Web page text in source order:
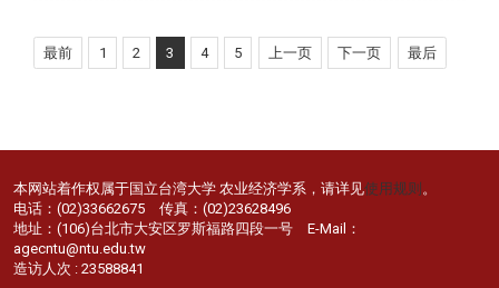
最前 1 2 3 4 5 上一页 下一页 最后
本网站着作权属于国立台湾大学 农业经济学系，请详见使用规则 。
电话：(02)33662675 传真：(02)23628496
地址：(106)台北市大安区罗斯福路四段一号 E-Mail：
agecntu@ntu.edu.tw
造访人次 : 23588841